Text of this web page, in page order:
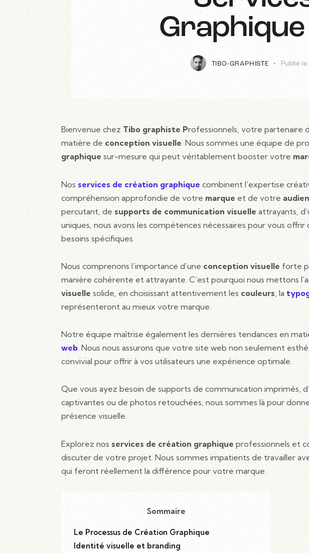
TIBO-GRAPHISTE Publié le:
Bienvenue chez Tibo graphiste Professionnels, votre partenaire
matière de conception visuelle. Nous sommes une équipe de
graphique sur-mesure qui peut véritablement booster votre
Nos services de création graphique combinent l’expertise
compréhension approfondie de votre marque et de votre
percutant, de supports de communication visuelle attrayants,
uniques, nous avons les compétences nécessaires pour vous
besoins spécifiques.
Nous comprenons l’importance d’une conception visuelle forte
manière cohérente et attrayante. C’est pourquoi nous mettons
visuelle solide, en choisissant attentivement les couleurs , la
représenteront au mieux votre marque.
Notre équipe maîtrise également les dernières tendances en
web. Nous nous assurons que votre site web non seulement
convivial pour offrir à vos utilisateurs une expérience optimale.
Que vous ayez besoin de supports de communication imprimés,
captivantes ou de photos retouchées, nous sommes là pour
présence visuelle.
Explorez nos services de création graphique professionnels et
discuter de votre projet. Nous sommes impatients de travailler
qui feront réellement la différence pour votre marque.
Sommaire
Le Processus de Création Graphique
Identité visuelle et branding